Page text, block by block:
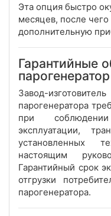
Эта опция быстро
месяцев, после
дополнительную
Гарантийные
Завод-
парогенератора
при
эксплуатации,
установленных
настоящим
Гарантийный срок
отгрузки
парогенератора.